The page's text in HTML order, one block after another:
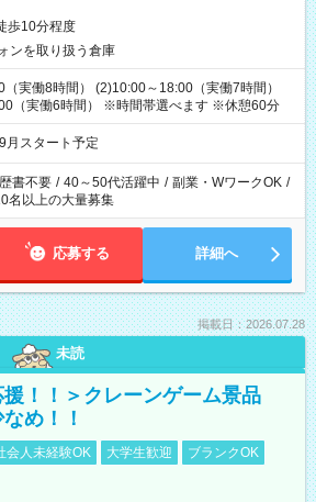
歩10分程度
ンを取り扱う倉庫
実働8時間） (2)10:00～18:00（実働7時間）
（実働6時間） ※時間帯選べます ※休憩60分
スタート予定
書不要 / 40～50代活躍中 / 副業・WワークOK /
名以上の大量募集
応募する 詳細へ
掲載日：2026.07.28
未読
！！＞クレーンゲーム景品
め！！
会人未経験OK 大学生歓迎
ブランクOK